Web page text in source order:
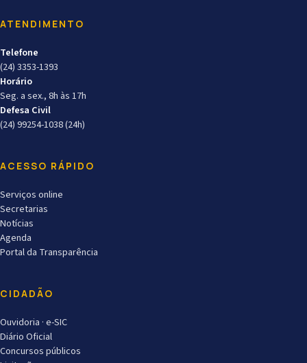
ATENDIMENTO
Telefone
(24) 3353-1393
Horário
Seg. a sex., 8h às 17h
Defesa Civil
(24) 99254-1038 (24h)
ACESSO RÁPIDO
Serviços online
Secretarias
Notícias
Agenda
Portal da Transparência
CIDADÃO
Ouvidoria · e-SIC
Diário Oficial
Concursos públicos